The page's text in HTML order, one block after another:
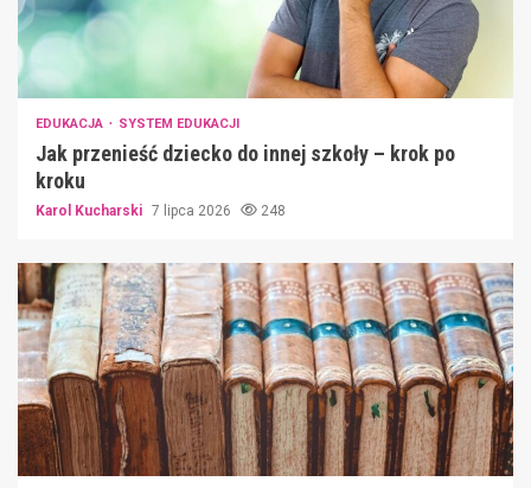
EDUKACJA SYSTEM EDUKACJI
Jak przenieść dziecko do innej szkoły – krok po
kroku
Karol Kucharski 7 lipca 2026 248